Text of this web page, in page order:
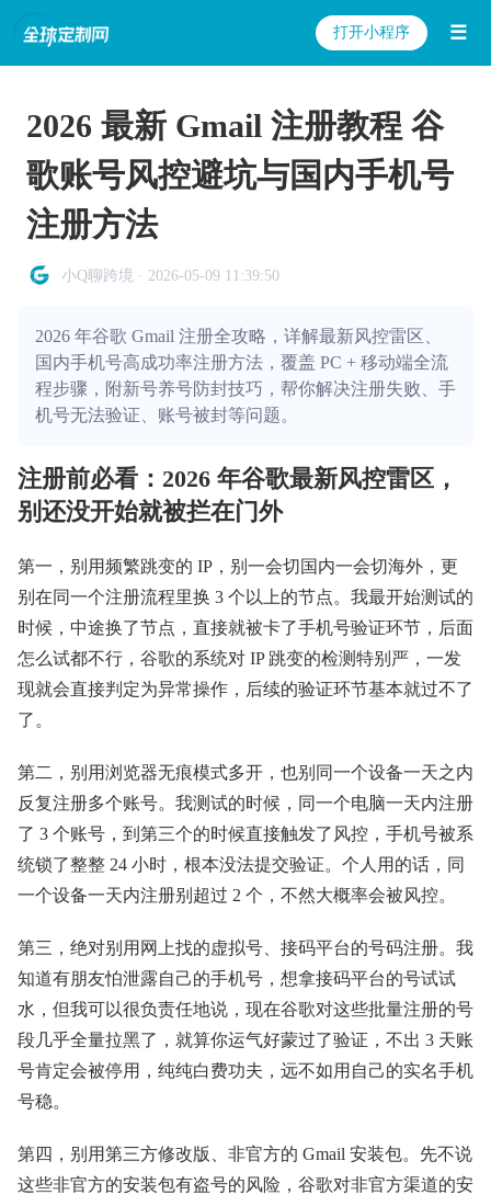
打开小程序 ☰
2026 最新 Gmail 注册教程 谷
歌账号风控避坑与国内手机号
注册方法
小Q聊跨境 · 2026-05-09 11:39:50
2026 年谷歌 Gmail 注册全攻略，详解最新风控雷区、
国内手机号高成功率注册方法，覆盖 PC + 移动端全流
程步骤，附新号养号防封技巧，帮你解决注册失败、手
机号无法验证、账号被封等问题。
注册前必看：2026 年谷歌最新风控雷区，
别还没开始就被拦在门外
第一，别用频繁跳变的 IP，别一会切国内一会切海外，更
别在同一个注册流程里换 3 个以上的节点。我最开始测试的
时候，中途换了节点，直接就被卡了手机号验证环节，后面
怎么试都不行，谷歌的系统对 IP 跳变的检测特别严，一发
现就会直接判定为异常操作，后续的验证环节基本就过不了
了。
第二，别用浏览器无痕模式多开，也别同一个设备一天之内
反复注册多个账号。我测试的时候，同一个电脑一天内注册
了 3 个账号，到第三个的时候直接触发了风控，手机号被系
统锁了整整 24 小时，根本没法提交验证。个人用的话，同
一个设备一天内注册别超过 2 个，不然大概率会被风控。
第三，绝对别用网上找的虚拟号、接码平台的号码注册。我
知道有朋友怕泄露自己的手机号，想拿接码平台的号试试
水，但我可以很负责任地说，现在谷歌对这些批量注册的号
段几乎全量拉黑了，就算你运气好蒙过了验证，不出 3 天账
号肯定会被停用，纯纯白费功夫，远不如用自己的实名手机
号稳。
第四，别用第三方修改版、非官方的 Gmail 安装包。先不说
这些非官方的安装包有盗号的风险，谷歌对非官方渠道的安